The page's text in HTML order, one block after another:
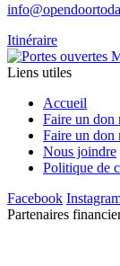
Itinéraire
Liens utiles
Accueil
Faire un don
Faire un don
Nous joindre
Politique de
Facebook
Partenaires